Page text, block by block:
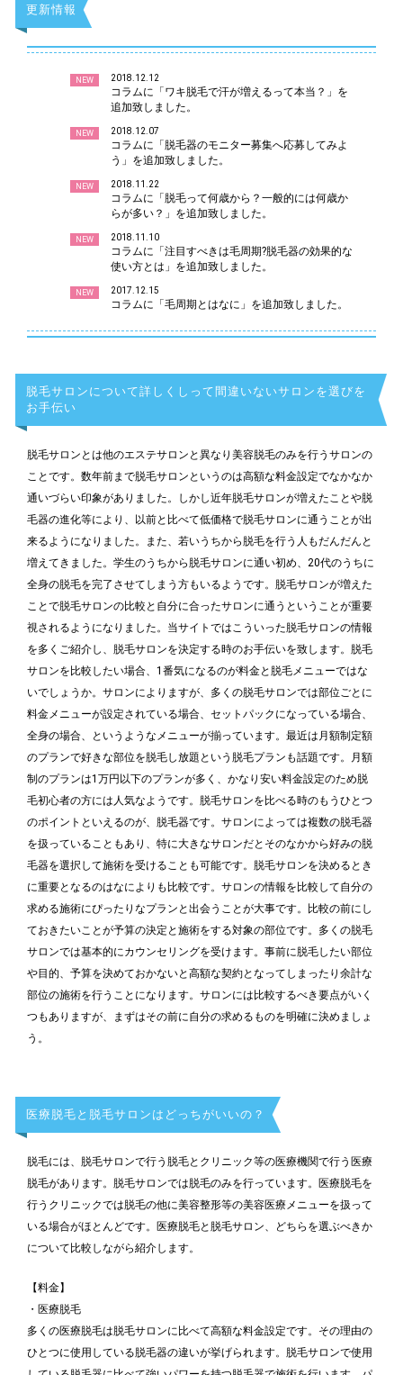
更新情報
NEW 2018.12.12
コラムに「ワキ脱毛で汗が増えるって本当？」を
追加致しました。
NEW 2018.12.07
コラムに「脱毛器のモニター募集へ応募してみよ
う」を追加致しました。
NEW 2018.11.22
コラムに「脱毛って何歳から？一般的には何歳か
らが多い？」を追加致しました。
NEW 2018.11.10
コラムに「注目すべきは毛周期?脱毛器の効果的な
使い方とは」を追加致しました。
NEW 2017.12.15
コラムに「毛周期とはなに」を追加致しました。
脱毛サロンについて詳しくしって間違いないサロンを選びを
お手伝い
脱毛サロンとは他のエステサロンと異なり美容脱毛のみを行うサロンの
ことです。数年前まで脱毛サロンというのは高額な料金設定でなかなか
通いづらい印象がありました。しかし近年脱毛サロンが増えたことや脱
毛器の進化等により、以前と比べて低価格で脱毛サロンに通うことが出
来るようになりました。また、若いうちから脱毛を行う人もだんだんと
増えてきました。学生のうちから脱毛サロンに通い初め、20代のうちに
全身の脱毛を完了させてしまう方もいるようです。脱毛サロンが増えた
ことで脱毛サロンの比較と自分に合ったサロンに通うということが重要
視されるようになりました。当サイトではこういった脱毛サロンの情報
を多くご紹介し、脱毛サロンを決定する時のお手伝いを致します。脱毛
サロンを比較したい場合、1番気になるのが料金と脱毛メニューではな
いでしょうか。サロンによりますが、多くの脱毛サロンでは部位ごとに
料金メニューが設定されている場合、セットパックになっている場合、
全身の場合、というようなメニューが揃っています。最近は月額制定額
のプランで好きな部位を脱毛し放題という脱毛プランも話題です。月額
制のプランは1万円以下のプランが多く、かなり安い料金設定のため脱
毛初心者の方には人気なようです。脱毛サロンを比べる時のもうひとつ
のポイントといえるのが、脱毛器です。サロンによっては複数の脱毛器
を扱っていることもあり、特に大きなサロンだとそのなかから好みの脱
毛器を選択して施術を受けることも可能です。脱毛サロンを決めるとき
に重要となるのはなによりも比較です。サロンの情報を比較して自分の
求める施術にぴったりなプランと出会うことが大事です。比較の前にし
ておきたいことが予算の決定と施術をする対象の部位です。多くの脱毛
サロンでは基本的にカウンセリングを受けます。事前に脱毛したい部位
や目的、予算を決めておかないと高額な契約となってしまったり余計な
部位の施術を行うことになります。サロンには比較するべき要点がいく
つもありますが、まずはその前に自分の求めるものを明確に決めましょ
う。
医療脱毛と脱毛サロンはどっちがいいの？
脱毛には、脱毛サロンで行う脱毛とクリニック等の医療機関で行う医療
脱毛があります。脱毛サロンでは脱毛のみを行っています。医療脱毛を
行うクリニックでは脱毛の他に美容整形等の美容医療メニューを扱って
いる場合がほとんどです。医療脱毛と脱毛サロン、どちらを選ぶべきか
について比較しながら紹介します。
【料金】
・医療脱毛
多くの医療脱毛は脱毛サロンに比べて高額な料金設定です。その理由の
ひとつに使用している脱毛器の違いが挙げられます。脱毛サロンで使用